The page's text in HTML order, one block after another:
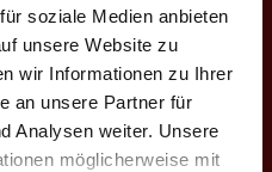
soziale Medien anbieten
unsere Website zu
wir Informationen zu Ihrer
an unsere Partner für
Analysen weiter. Unsere
möglicherweise mit
8 - 8
Giants
6 - 10
Giants
A - IX.